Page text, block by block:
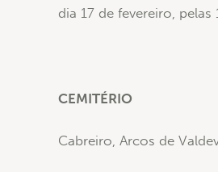
dia 17 de fevereiro, pelas
CEMITÉRIO
Cabreiro, Arcos de